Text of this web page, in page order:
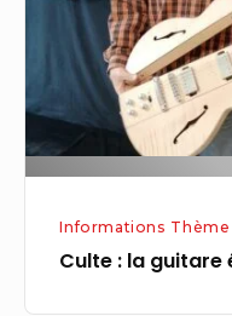
musique
Informations Thème
Culte : la guitare